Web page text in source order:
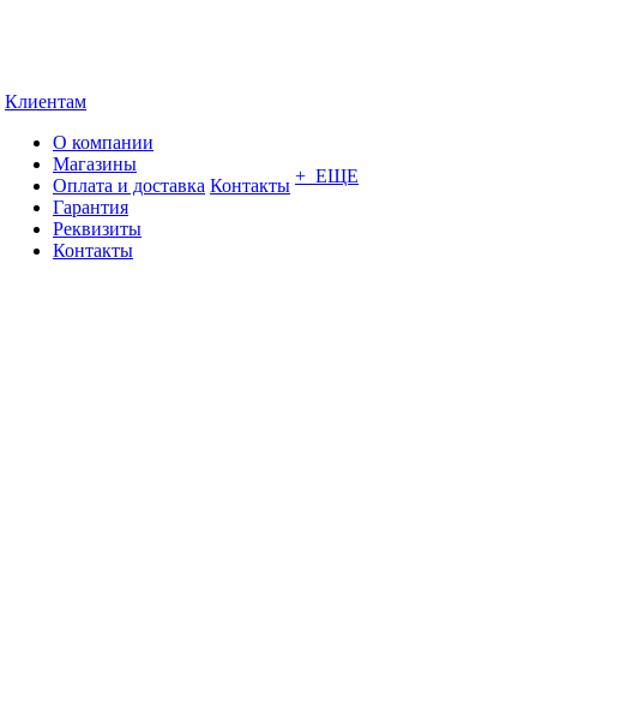
Клиентам
О компании
Магазины
Оплата и доставка
Гарантия
Реквизиты
Контакты
Контакты + ЕЩЕ